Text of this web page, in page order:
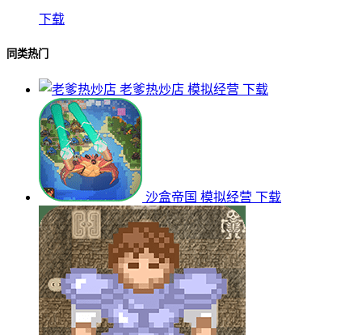
下载
同类热门
老爹热炒店 模拟经营 下载
沙盒帝国 模拟经营 下载